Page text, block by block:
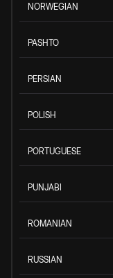
NORWEGIAN
PASHTO
PERSIAN
POLISH
PORTUGUESE
PUNJABI
ROMANIAN
RUSSIAN